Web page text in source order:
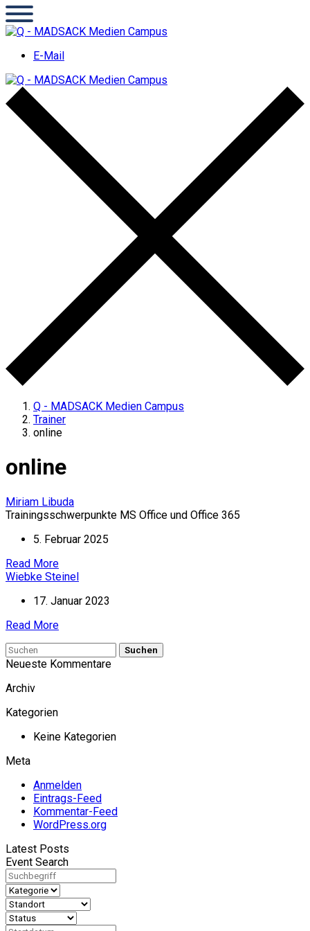
E-Mail
Q - MADSACK Medien Campus
Trainer
online
online
Miriam Libuda
Trainingsschwerpunkte MS Office und Office 365
5. Februar 2025
Read More
Wiebke Steinel
17. Januar 2023
Read More
Suchen
Neueste Kommentare
Archiv
Kategorien
Keine Kategorien
Meta
Anmelden
Eintrags-Feed
Kommentar-Feed
WordPress.org
Latest Posts
Event Search